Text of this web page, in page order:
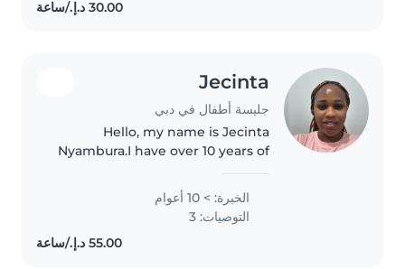
reading, and games. I'm
Jecinta
جليسة أطفال في دبي
Hello, my name is Jecinta
Nyambura.I have over 10 years of
and newborns. I am patient,
calm, and very attentive to
babies needs and routines. I am
الخبرة: > 10 أعوام
التوصيات: 3